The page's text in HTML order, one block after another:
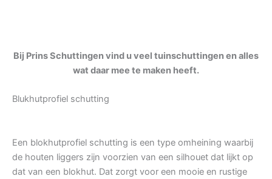
Bij Prins Schuttingen vind u veel tuinschuttingen en alles
wat daar mee te maken heeft.
Blukhutprofiel schutting
Een blokhutprofiel schutting is een type omheining waarbij
de houten liggers zijn voorzien van een silhouet dat lijkt op
dat van een blokhut. Dat zorgt voor een mooie en rustige